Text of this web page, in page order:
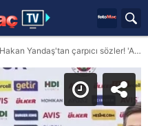
G.Saray derbisi öncesi Mert Hakan Yandaş'tan çarpıcı sözler! 'Abartıldığı kadar kötü oynamıyoruz'